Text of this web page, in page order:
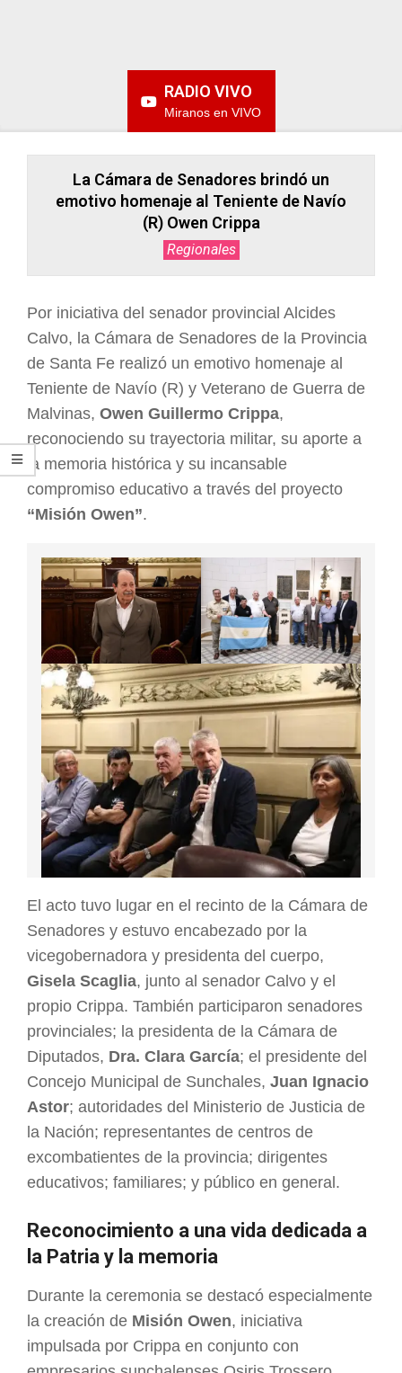
RADIO VIVO
Miranos en VIVO
La Cámara de Senadores brindó un
emotivo homenaje al Teniente de Navío
(R) Owen Crippa
Regionales
Por iniciativa del senador provincial Alcides
Calvo, la Cámara de Senadores de la Provincia
de Santa Fe realizó un emotivo homenaje al
Teniente de Navío (R) y Veterano de Guerra de
Malvinas, Owen Guillermo Crippa,
reconociendo su trayectoria militar, su aporte a
la memoria histórica y su incansable
compromiso educativo a través del proyecto
“Misión Owen”.
El acto tuvo lugar en el recinto de la Cámara de
Senadores y estuvo encabezado por la
vicegobernadora y presidenta del cuerpo,
Gisela Scaglia, junto al senador Calvo y el
propio Crippa. También participaron senadores
provinciales; la presidenta de la Cámara de
Diputados, Dra. Clara García; el presidente del
Concejo Municipal de Sunchales, Juan Ignacio
Astor; autoridades del Ministerio de Justicia de
la Nación; representantes de centros de
excombatientes de la provincia; dirigentes
educativos; familiares; y público en general.
Reconocimiento a una vida dedicada a
la Patria y la memoria
Durante la ceremonia se destacó especialmente
la creación de Misión Owen, iniciativa
impulsada por Crippa en conjunto con